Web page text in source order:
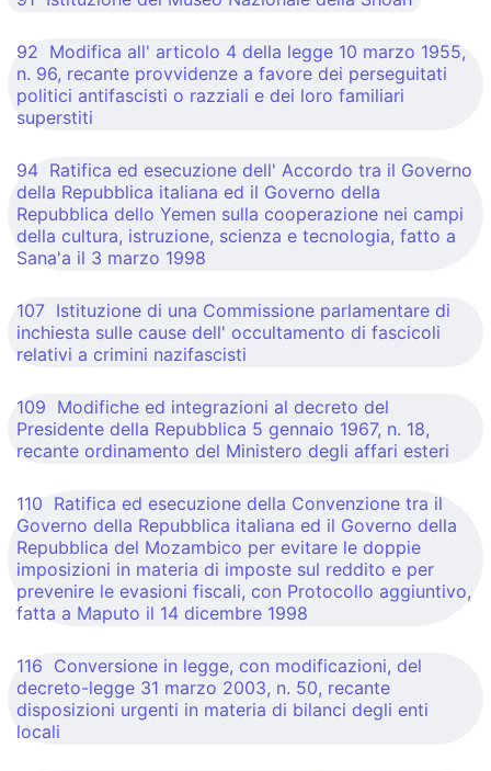
92 Modifica all' articolo 4 della legge 10 marzo 1955,
n. 96, recante provvidenze a favore dei perseguitati
politici antifascisti o razziali e dei loro familiari
superstiti
94 Ratifica ed esecuzione dell' Accordo tra il Governo
della Repubblica italiana ed il Governo della
Repubblica dello Yemen sulla cooperazione nei campi
della cultura, istruzione, scienza e tecnologia, fatto a
Sana'a il 3 marzo 1998
107 Istituzione di una Commissione parlamentare di
inchiesta sulle cause dell' occultamento di fascicoli
relativi a crimini nazifascisti
109 Modifiche ed integrazioni al decreto del
Presidente della Repubblica 5 gennaio 1967, n. 18,
recante ordinamento del Ministero degli affari esteri
110 Ratifica ed esecuzione della Convenzione tra il
Governo della Repubblica italiana ed il Governo della
Repubblica del Mozambico per evitare le doppie
imposizioni in materia di imposte sul reddito e per
prevenire le evasioni fiscali, con Protocollo aggiuntivo,
fatta a Maputo il 14 dicembre 1998
116 Conversione in legge, con modificazioni, del
decreto-legge 31 marzo 2003, n. 50, recante
disposizioni urgenti in materia di bilanci degli enti
locali